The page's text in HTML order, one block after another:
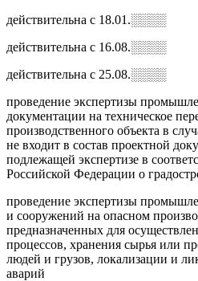
действительна с 18.01.░░░░
действительна с 16.08.░░░░
действительна с 25.08.░░░░
проведение экспертизы
документации на техническое
производственного объекта в
не входит в состав проектной
подлежащей экспертизе в
Российской Федерации о
проведение экспертизы
и сооружений на опасном
предназначенных для
процессов, хранения сырья или
людей и грузов, локализации и
аварий